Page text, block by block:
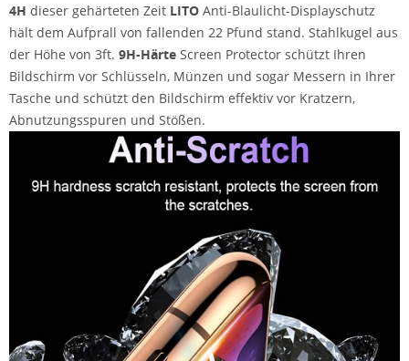
4H dieser gehärteten Zeit LITO Anti-Blaulicht-Displayschutz
hält dem Aufprall von fallenden 22 Pfund stand. Stahlkugel aus
der Höhe von 3ft. 9H-Härte Screen Protector schützt Ihren
Bildschirm vor Schlüsseln, Münzen und sogar Messern in Ihrer
Tasche und schützt den Bildschirm effektiv vor Kratzern,
Abnutzungsspuren und Stößen.